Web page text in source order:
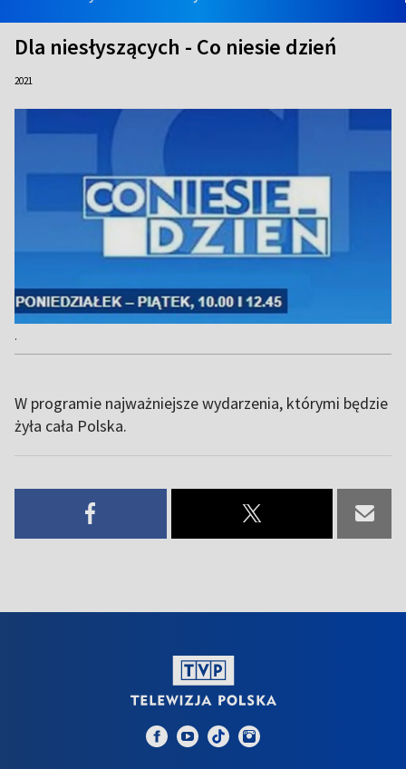
Dla niesłyszących - Co niesie dzień
2021
.
W programie najważniejsze wydarzenia, którymi będzie
żyła cała Polska.